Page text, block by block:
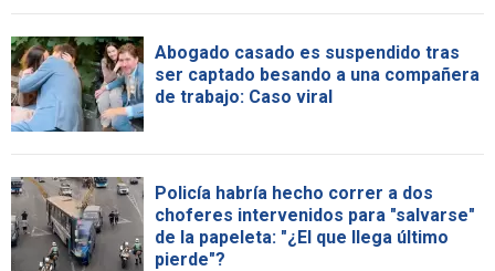
Abogado casado es suspendido tras
ser captado besando a una compañera
de trabajo: Caso viral
Policía habría hecho correr a dos
choferes intervenidos para "salvarse"
de la papeleta: "¿El que llega último
pierde"?